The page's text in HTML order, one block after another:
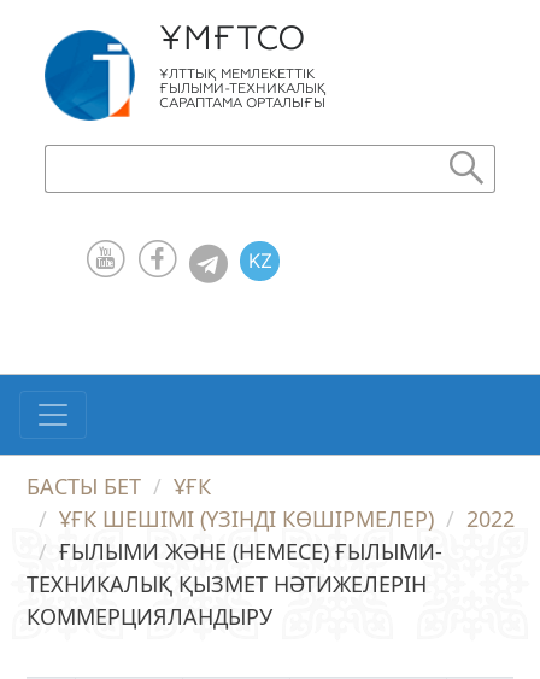
ҰМҒТСО
ҰЛТТЫҚ МЕМЛЕКЕТТІК
ҒЫЛЫМИ-ТЕХНИКАЛЫҚ
САРАПТАМА ОРТАЛЫҒЫ
KZ
БАСТЫ БЕТ
ҰҒК
ҰҒК ШЕШІМІ (ҮЗІНДІ КӨШІРМЕЛЕР)
2022
ҒЫЛЫМИ ЖӘНЕ (НЕМЕСЕ) ҒЫЛЫМИ-
ТЕХНИКАЛЫҚ ҚЫЗМЕТ НӘТИЖЕЛЕРІН
КОММЕРЦИЯЛАНДЫРУ